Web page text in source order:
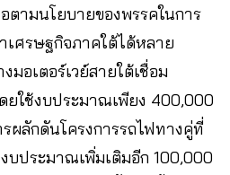
ตามนโยบายของพรรคในการ
ศรษฐกิจภาคใต้ได้หลาย
มอเตอร์เวย์สายใต้เชื่อม
ยใช้งบประมาณเพียง 400,000
ผลักดันโครงการรถไฟทางคู่ที่
บประมาณเพิ่มเติมอีก 100,000